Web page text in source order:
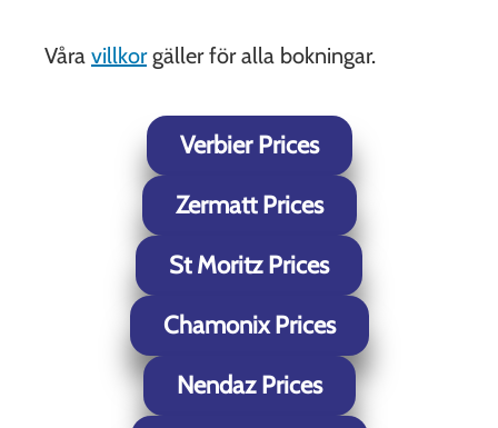
Våra villkorgäller för alla bokningar.
Verbier Prices
Zermatt Prices
St Moritz Prices
Chamonix Prices
Nendaz Prices